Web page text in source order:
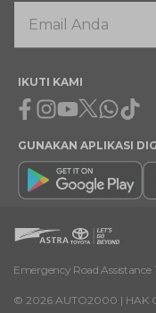
IKUTI KAMI
Facebook
Instagram
Youtube
X Tiktok
GUNAKAN APLIKASI
Emergency Road Assistance
© 2026 AUTO2000 | HAK